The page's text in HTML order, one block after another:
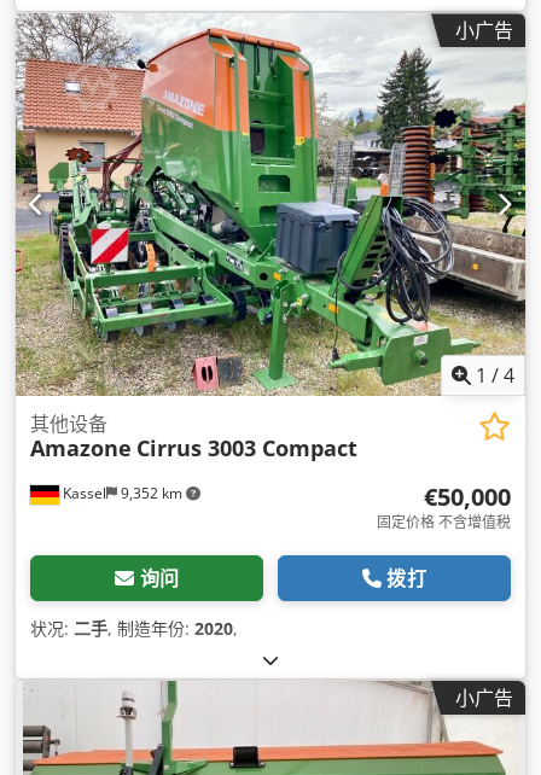
小广告
1 /4
Kassel 9,352 km
其他设备
Amazone Cirrus 3003 Compact
€50,000
固定价格 不含增值税
询问 拨打
状况: 二手, 制造年份: 2020,
小广告